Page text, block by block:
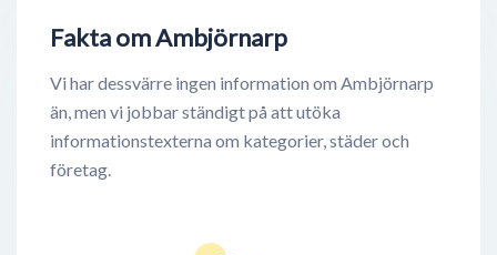
Fakta om Ambjörnarp
Vi har dessvärre ingen information om Ambjörnarp
än, men vi jobbar ständigt på att utöka
informationstexterna om kategorier, städer och
företag.